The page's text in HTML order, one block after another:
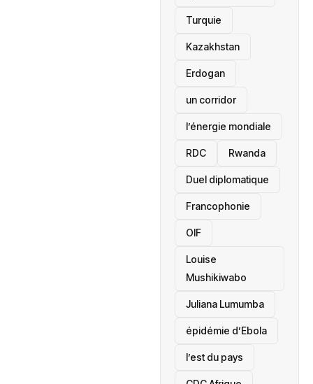
‎Turquie
Kazakhstan
Erdogan
un corridor
l’énergie mondiale
RDC Rwanda
Duel diplomatique
Francophonie
OIF
Louise
Mushikiwabo
Juliana Lumumba
épidémie d’Ebola
l’est du pays